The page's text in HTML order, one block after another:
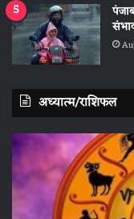
अध्यात्म/राशिफल